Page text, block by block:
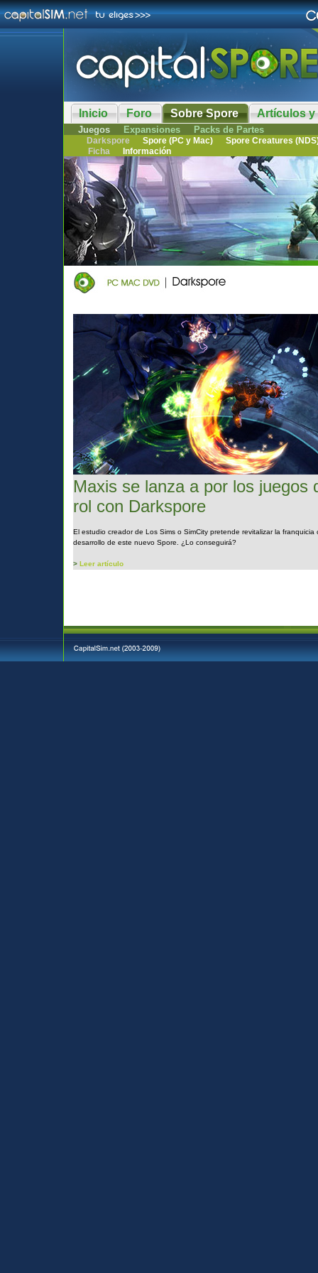
Inicio Foro Sobre Spore Artículos y
Juegos Expansiones Packs de Partes
Darkspore Spore (PC y Mac)
Spore Creatures
Ficha
Información
Maxis se lanza a por los juegos
rol con Darkspore
El estudio creador de Los Sims o SimCity pretende revitalizar la franquicia
desarrollo de este nuevo Spore. ¿Lo conseguirá?
> Leer artículo